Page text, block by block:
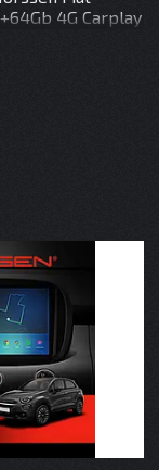
4G Carplay